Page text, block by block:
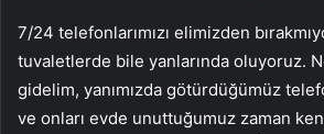
7/24 telefonlarımızı elimizden
tuvaletlerde bile yanlarında oluyoruz.
gidelim, yanımızda götürdüğümüz
ve onları evde unuttuğumuz zaman